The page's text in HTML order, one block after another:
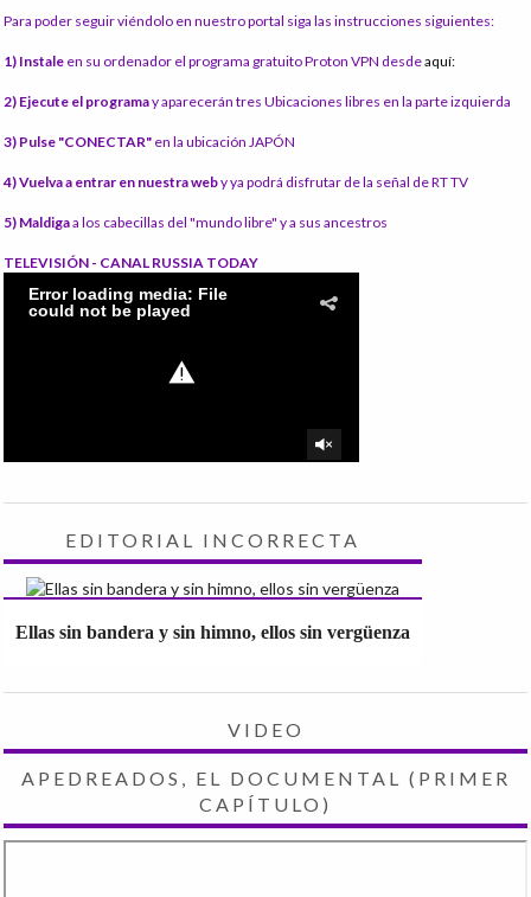
Para poder seguir viéndolo en nuestro portal siga las instrucciones siguientes:
1) Instale en su ordenador el programa gratuito Proton VPN desdeaquí:
2) Ejecute el programay aparecerán tres Ubicaciones libres en la parte izquierda
3) Pulse "CONECTAR" en la ubicación JAPÓN
4) Vuelva a entrar en nuestra weby ya podrá disfrutar de la señal de RT TV
5) Maldigaa los cabecillas del "mundo libre" y a sus ancestros
TELEVISIÓN - CANAL RUSSIA TODAY
EDITORIAL INCORRECTA
Ellas sin bandera y sin himno, ellos sin vergüenza
VIDEO
APEDREADOS, EL DOCUMENTAL (PRIMER
CAPÍTULO)